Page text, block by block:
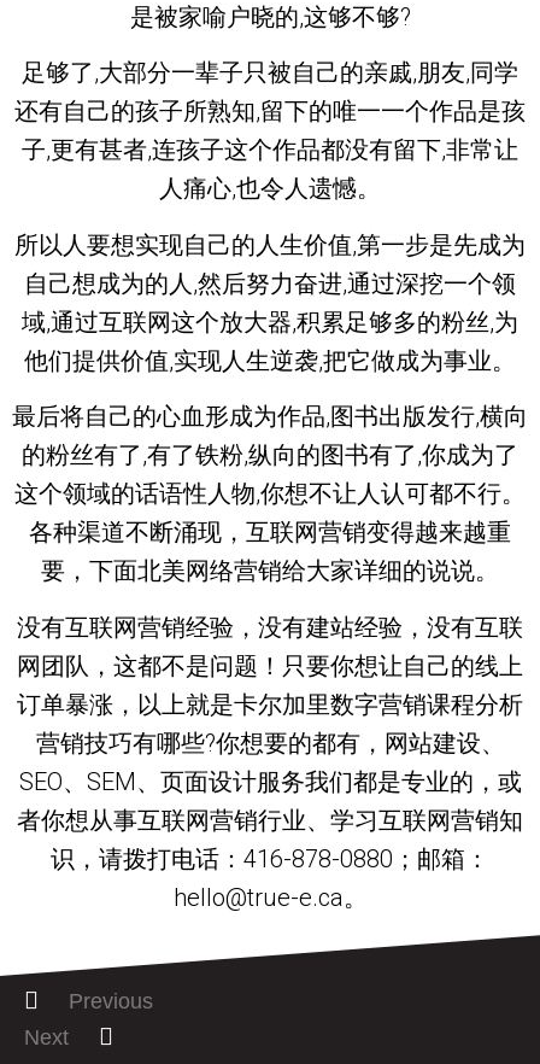
是被家喻户晓的,这够不够?
足够了,大部分一辈子只被自己的亲戚,朋友,同学
还有自己的孩子所熟知,留下的唯一一个作品是孩
子,更有甚者,连孩子这个作品都没有留下,非常让
人痛心,也令人遗憾。
所以人要想实现自己的人生价值,第一步是先成为
自己想成为的人,然后努力奋进,通过深挖一个领
域,通过互联网这个放大器,积累足够多的粉丝,为
他们提供价值,实现人生逆袭,把它做成为事业。
最后将自己的心血形成为作品,图书出版发行,横向
的粉丝有了,有了铁粉,纵向的图书有了,你成为了
这个领域的话语性人物,你想不让人认可都不行。
各种渠道不断涌现，互联网营销变得越来越重
要，下面北美网络营销给大家详细的说说。
没有互联网营销经验，没有建站经验，没有互联
网团队，这都不是问题！只要你想让自己的线上
订单暴涨，以上就是卡尔加里数字营销课程分析
营销技巧有哪些?你想要的都有，网站建设、
SEO、SEM、页面设计服务我们都是专业的，或
者你想从事互联网营销行业、学习互联网营销知
识，请拨打电话：416-878-0880；邮箱：
hello@true-e.ca。
Previous
Next